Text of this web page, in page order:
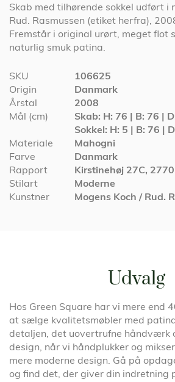
Skab med tilhørende sokkel udført i
Rud. Rasmussen (etiket herfra),
Fremstår i original urørt, meget flot
naturlig smuk patina.
Specifikationer
SKU
106625
Origin
Danmark
Årstal
2008
Mål (cm)
Skab: H: 76 | B: 76 |
Sokkel: H: 5 | B: 76 |
Materiale
Mahogni
Farve
Danmark
Rapport
Kirstinehøj 27C,
Stilart
Moderne
Kunstner
Mogens Koch / Rud.
Udvalg
Hos Green Square har vi mere end
at sælge kvalitetsmøbler med
detaljen, det uovertrufne håndværk
design, når vi håndplukker og
mere moderne design. Gå på
og find det, der giver din indretning